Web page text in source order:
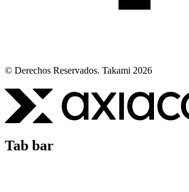
© Derechos Reservados. Takami 2026
Tab bar